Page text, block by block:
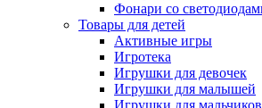
Фонари со
Товары для детей
Активные игры
Игротека
Игрушки для девочек
Игрушки для малышей
Игрушки для мальчиков